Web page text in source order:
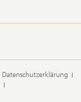
Datenschutzerklärung